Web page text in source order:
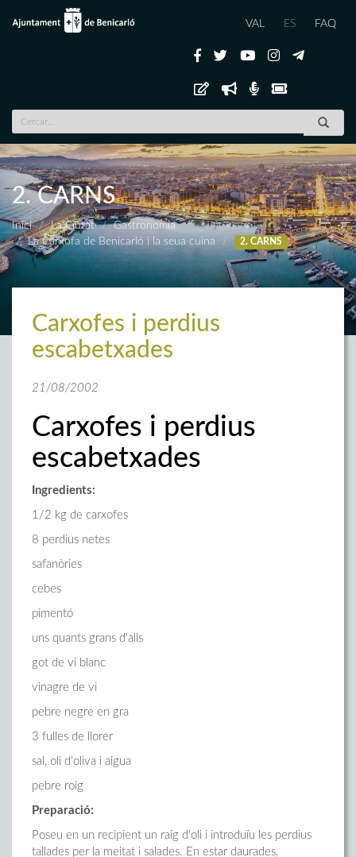
VAL ES FAQ
2. CARNS
Inici La Ciutat
Gastronomia
La Carxofa de Benicarló i la seua cuina
2. CARNS
Carxofes i perdius
escabetxades
21/08/2002
Carxofes i perdius
escabetxades
Ingredients:
1/2 kg de carxofes
8 perdius netes
safanòries
cebes
pimentó
uns quants grans d'alls
got de vi blanc
vinagre de vi
pebre negre en gra
3 fulles de llorer
sal, oli d'oliva i aigua
pebre roig
Preparació:
Poseu en un recipient un raig d'oli i introduïu les perdius
tallades per la meitat i salades. En estar daurades,